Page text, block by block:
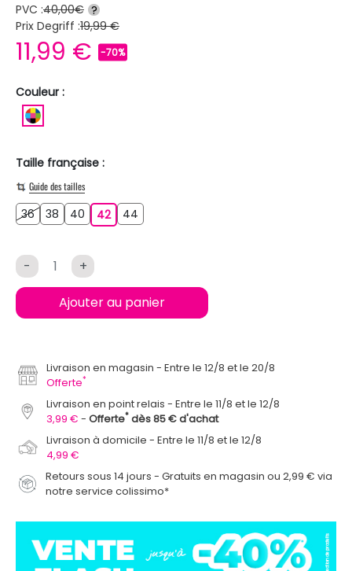
PVC :40,00€ ?
Prix Degriff :19,99 €
11,99 € -70%
Couleur :
Taille française :
Guide des tailles
363638 3840 40424244
- +
Ajouter au panier
Livraison en magasin
Entre le 12/8 et le 20/8
Offerte*
Livraison en point relais
Entre le 11/8 et le 12/8
3,99 €
Offerte* dès 85 € d'achat
Livraison à domicile
Entre le 11/8 et le 12/8
4,99 €
Retours sous 14 jours - Gratuits en magasin ou 2,99 € via
notre service colissimo*